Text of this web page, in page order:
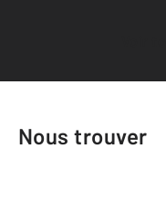
Voir
Nous trouver